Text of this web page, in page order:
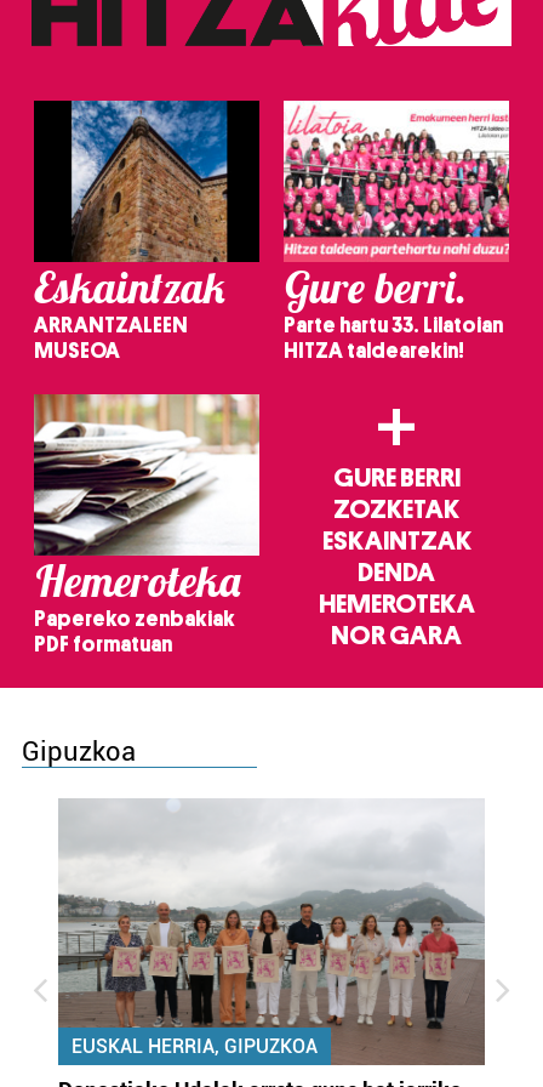
erabiltzeko baimen esplizitua ematen diguzu.
Gehiago
irakurri
Eskaintzak
ARRANTZALEEN
MUSEOA
Gure berri.
Parte hartu 33. Lilatoian
HITZA taldearekin!
Hemeroteka
Papereko zenbakiak
PDF formatuan
+
GURE BERRI
ZOZKETAK
ESKAINTZAK
DENDA
HEMEROTEKA
NOR GARA
Gipuzkoa
EUSKAL HERRIA, GIPUZKOA